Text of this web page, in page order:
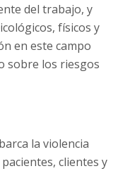
del trabajo, y
físicos y
en este campo
sobre los riesgos
la violencia
clientes y